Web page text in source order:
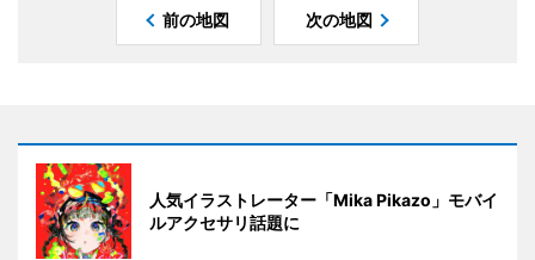
前の地図 次の地図
人気イラストレーター「Mika Pikazo」モバイ
ルアクセサリ話題に